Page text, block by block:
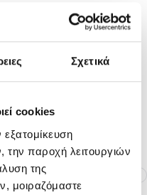
Σχετικά
cookies
την παροχή λειτουργιών
της
μοιραζόμαστε